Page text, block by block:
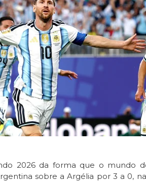
2026 da forma que o mundo
sobre a Argélia por 3 a 0,